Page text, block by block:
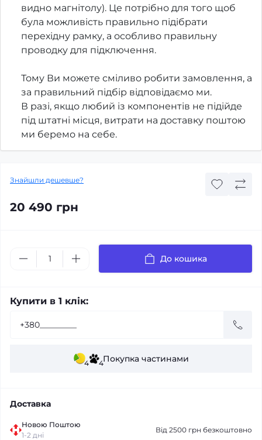
видно магнітолу). Це потрібно для того щоб
була можливість правильно підібрати
перехідну рамку, а особливо правильну
проводку для підключення.
Тому Ви можете сміливо робити замовлення, а
за правильний підбір відповідаємо ми.
В разі, якщо любий із компонентів не підійде
під штатні місця, витрати на доставку поштою
ми беремо на себе.
Знайшли дешевше?
20 490 грн
До кошика
Купити в 1 клік:
4 4Покупка частинами
Доставка
Новою Поштою
1-2 дні
Від 2500 грн безкоштовно